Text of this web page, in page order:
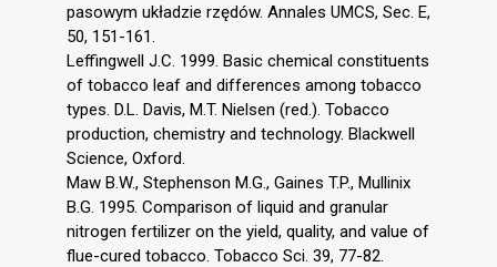
pasowym układzie rzędów. Annales UMCS, Sec. E,
50, 151-161.
Leffingwell J.C. 1999. Basic chemical constituents
of tobacco leaf and differences among tobacco
types. D.L. Davis, M.T. Nielsen (red.). Tobacco
production, chemistry and technology. Blackwell
Science, Oxford.
Maw B.W., Stephenson M.G., Gaines T.P., Mullinix
B.G. 1995. Comparison of liquid and granular
nitrogen fertilizer on the yield, quality, and value of
flue-cured tobacco. Tobacco Sci. 39, 77-82.